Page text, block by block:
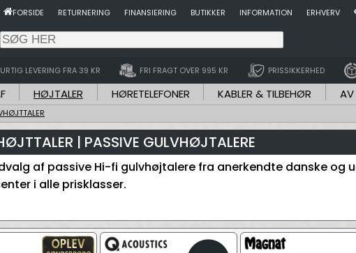
FORSIDE RETURNERING FINANSIERING BUTIKKER INFORMATION ERHVERV
LEVERING FRA 39 KR FRI FRAGT OVER 995 KR PRISSIKKERHED
HØJTALER HØRETELEFONER KABLER & TILBEHØR
| PASSIVE GULVHØJTALERE
af passive Hi-fi gulvhøjtalere fra anerkendte danske og
i alle prisklasser.